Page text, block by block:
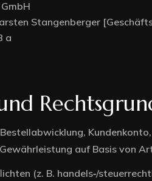
Stangenberger
a
auf Basis von
(z. B. handels‑/